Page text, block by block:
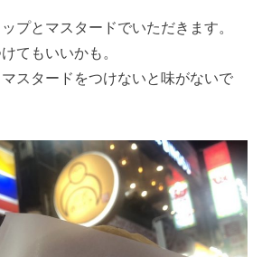
プとマスタードでいただきます。
てもいいかも。
スタードをつけないと味がないで